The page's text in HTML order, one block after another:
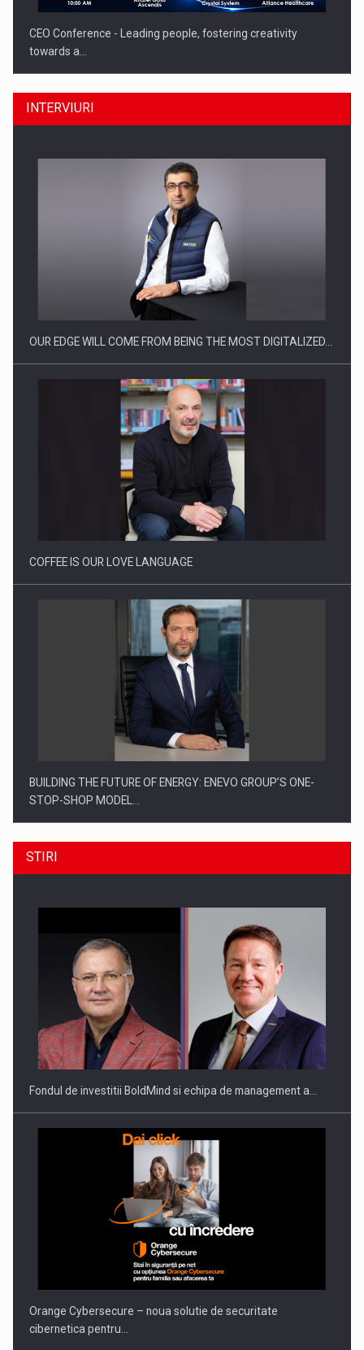
CEO Conference - Leading people, fostering creativity
towards a…
CEO Conference - Shaping The Future - Technology and…
Webinar - Business Evolution-RETHINK STRATEGY-Finantare
Investitii Digitalizare
INTERVIURI
OUR EDGE WILL COME FROM BEING THE MOST DIGITALIZED…
COFFEE IS OUR LOVE LANGUAGE
BUILDING THE FUTURE OF ENERGY: ENEVO GROUP’S ONE-
STOP-SHOP MODEL…
ROOTED IN ROMANIA, BUILT TO DELIVER TECHNOLOGY FOR
THE…
PUTTING ROMANIAN CORPORATE COMPANIES ON THE
INTERNATIONAL BUSINESS SCENE
STIRI
Fondul de investitii BoldMind si echipa de management a…
Orange Cybersecure – noua solutie de securitate
cibernetica pentru…